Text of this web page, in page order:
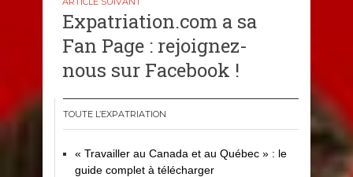
Expatriation.com a sa
Fan Page : rejoignez-
nous sur Facebook !
TOUTE L’EXPATRIATION
« Travailler au Canada et au Québec » : le
guide complet à télécharger